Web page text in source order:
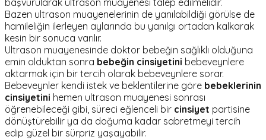
başvurularak ultrason muayenesi talep edilmelidir.
Bazen ultrason muayenelerinin de yanılabildiği görülse de
hamileliğin ilerleyen aylarında bu yanılgı ortadan kalkarak
kesin bir sonuca varılır.
Ultrason muayenesinde doktor bebeğin sağlıklı olduğuna
emin olduktan sonra bebeğin cinsiyetini bebeveynlere
aktarmak için bir tercih olarak bebeveynlere sorar.
Bebeveynler kendi istek ve beklentilerine göre bebeklerinin
cinsiyetini hemen ultrason muayenesi sonrası
öğrenebileceği gibi, süreci eğlenceli bir cinsiyet partisine
dönüştürebilir ya da doğuma kadar sabretmeyi tercih
edip güzel bir sürpriz yaşayabilir.